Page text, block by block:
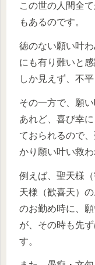
この世の人間全
もあるのです。
徳のない願い叶
にも有り難いと
しか見えず、不
その一方で、願
あれど、喜び幸
ておられるので
かり願い叶い救わ
例えば、聖天様
天様（歓喜天）
のお勤め時に、
が、その時も先
す。